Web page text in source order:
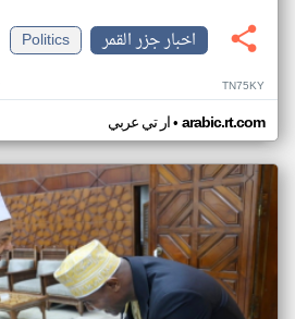
اخبار جزر القمر
Politics
TN75KY
ار تي عربي• arabic.rt.com